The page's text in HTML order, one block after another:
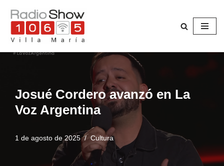
Saltar
al
contenido
Josué Cordero avanzó en La
Voz Argentina
1 de agosto de 2025 Cultura